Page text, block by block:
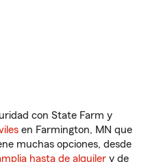
con State Farm y
en Farmington, MN que
muchas opciones, desde
hasta de alquiler y de